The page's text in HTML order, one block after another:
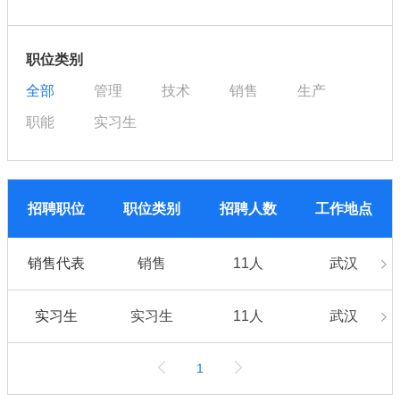
职位类别
全部 管理 技术 销售 生产
职能 实习生
招聘职位 职位类别 招聘人数 工作地点
销售代表 销售 11人 武汉
实习生 实习生 11人 武汉
1